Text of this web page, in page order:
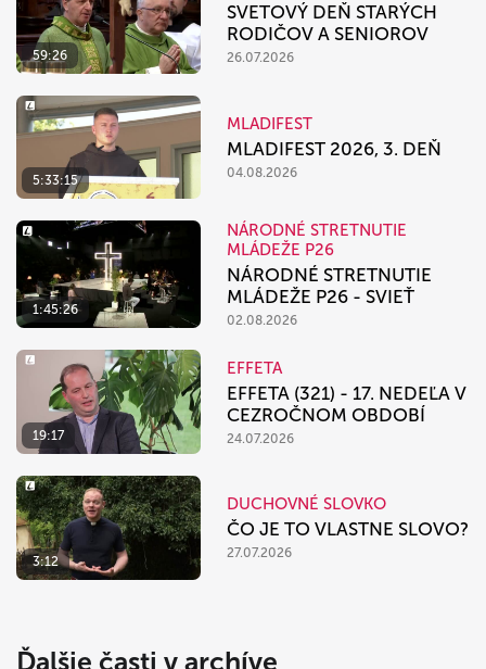
59:26
SVETOVÝ DEŇ STARÝCH
RODIČOV A SENIOROV
26.07.2026
5:33:15
MLADIFEST
MLADIFEST 2026, 3. DEŇ
04.08.2026
1:45:26
NÁRODNÉ STRETNUTIE
MLÁDEŽE P26
NÁRODNÉ STRETNUTIE
MLÁDEŽE P26 - SVIEŤ
02.08.2026
19:17
EFFETA
EFFETA (321) - 17. NEDEĽA V
CEZROČNOM OBDOBÍ
24.07.2026
3:12
DUCHOVNÉ SLOVKO
ČO JE TO VLASTNE SLOVO?
27.07.2026
Ďalšie časti v archíve